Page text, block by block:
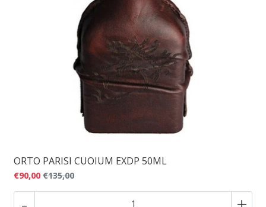
ORTO PARISI CUOIUM EXDP 50ML
€90,00 €135,00